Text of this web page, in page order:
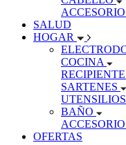
SALUD
HOGAR
COCINA
SARTENES
UTENSILIOS
BAÑO
OFERTAS